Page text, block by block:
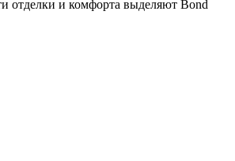
отделки и комфорта выделяют Bond